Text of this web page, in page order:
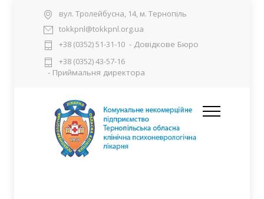
вул. Тролейбусна, 14, м. Тернопіль
tokkpnl@tokkpnl.org.ua
+38 (0352) 51-31-10 - Довідкове Бюро
+38 (0352) 43-57-16
- Приймальня директора